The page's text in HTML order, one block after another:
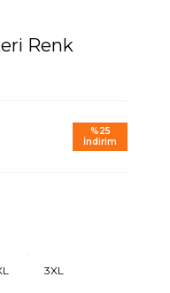
Renk
%25
İndirim
3XL